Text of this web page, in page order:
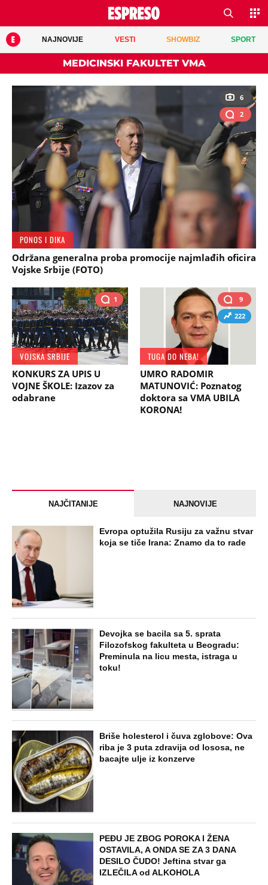
NAJNOVIJE VESTI SHOWBIZ SPORT
MEDICINSKI FAKULTET VMA
6
2
PONOS I DIKA
Održana generalna proba promocije najmlađih oficira
Vojske Srbije (FOTO)
1
VOJSKA SRBIJE
KONKURS ZA UPIS U
VOJNE ŠKOLE: Izazov za
odabrane
9
222
TUGA DO NEBA!
UMRO RADOMIR
MATUNOVIĆ: Poznatog
doktora sa VMA UBILA
KORONA!
NAJČITANIJE NAJNOVIJE
Evropa optužila Rusiju za važnu stvar
koja se tiče Irana: Znamo da to rade
Devojka se bacila sa 5. sprata
Filozofskog fakulteta u Beogradu:
Preminula na licu mesta, istraga u
toku!
Briše holesterol i čuva zglobove: Ova
riba je 3 puta zdravija od lososa, ne
bacajte ulje iz konzerve
PEĐU JE ZBOG POROKA I ŽENA
OSTAVILA, A ONDA SE ZA 3 DANA
DESILO ČUDO! Jeftina stvar ga
IZLEČILA od ALKOHOLA